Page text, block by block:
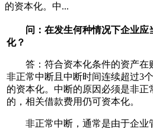
的资本化。中...
问：在发生何种情况下企业应
化？
答：符合资本化条件的资产在
非正常中断且中断时间连续超过3
的资本化。中断的原因必须是非正
的，相关借款费用仍可资本化。
非正常中断，通常是由于企业